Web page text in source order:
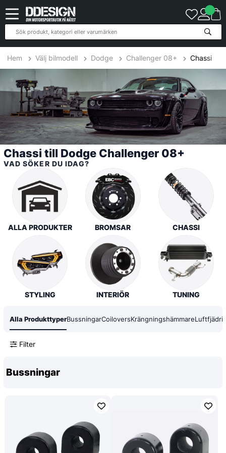
Hem Välj bilmodell Dodge Challenger 08+ Chassi
Chassi till Dodge Challenger 08+
VAD SÖKER DU IDAG?
ALLA PRODUKTER BROMSAR CHASSI
STYLING INTERIÖR TUNING
Alla ProdukttyperBussningarCoiloversKrängningshämmare
Filter
52 Produkter
Bussningar